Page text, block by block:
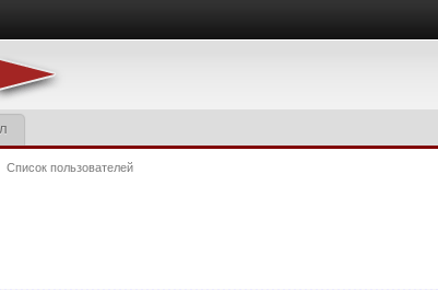
Список пользователей